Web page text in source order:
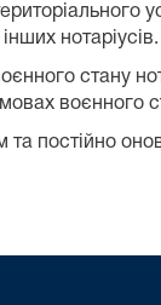
нотаріусів.
стану
воєнного
та постійно